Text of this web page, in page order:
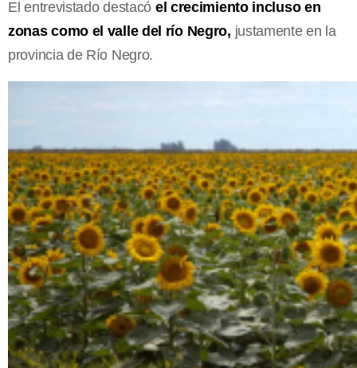
El entrevistado destacó el crecimiento incluso en
zonas como el valle del río Negro, justamente en la
provincia de Río Negro.